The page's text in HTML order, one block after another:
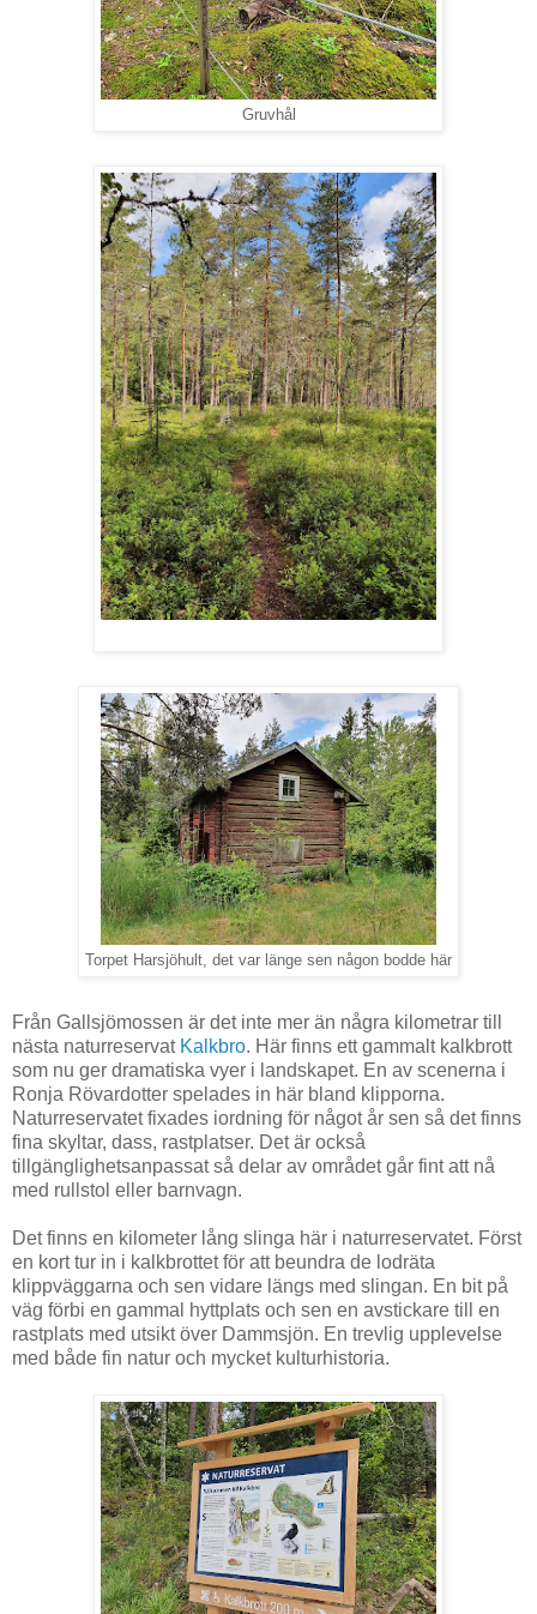
Gruvhål
Torpet Harsjöhult, det var länge sen någon bodde här
Från Gallsjömossen är det inte mer än några kilometrar till
nästa naturreservat Kalkbro. Här finns ett gammalt kalkbrott
som nu ger dramatiska vyer i landskapet. En av scenerna i
Ronja Rövardotter spelades in här bland klipporna.
Naturreservatet fixades iordning för något år sen så det finns
fina skyltar, dass, rastplatser. Det är också
tillgänglighetsanpassat så delar av området går fint att nå
med rullstol eller barnvagn.
Det finns en kilometer lång slinga här i naturreservatet. Först
en kort tur in i kalkbrottet för att beundra de lodräta
klippväggarna och sen vidare längs med slingan. En bit på
väg förbi en gammal hyttplats och sen en avstickare till en
rastplats med utsikt över Dammsjön. En trevlig upplevelse
med både fin natur och mycket kulturhistoria.